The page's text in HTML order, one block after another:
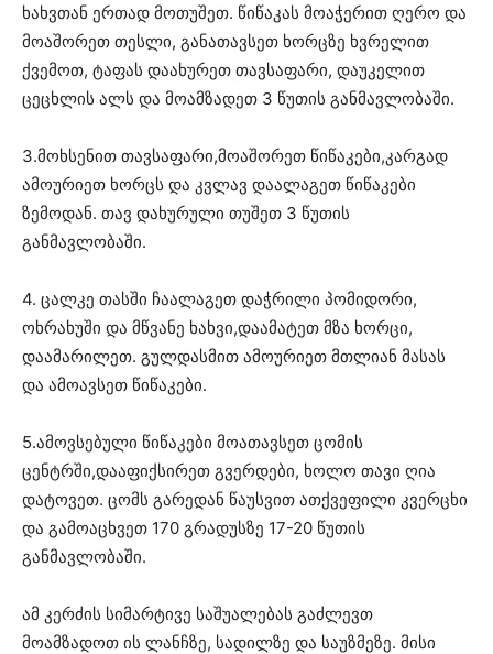
ხახვთან ერთად მოთუშეთ. წიწაკას მოაჭერით ღერო და
მოაშორეთ თესლი, განათავსეთ ხორცზე ხვრელით
ქვემოთ, ტაფას დაახურეთ თავსაფარი, დაუკელით
ცეცხლის ალს და მოამზადეთ 3 წუთის განმავლობაში.
3.მოხსენით თავსაფარი,მოაშორეთ წიწაკები,კარგად
ამოურიეთ ხორცს და კვლავ დაალაგეთ წიწაკები
ზემოდან. თავ დახურული თუშეთ 3 წუთის
განმავლობაში.
4. ცალკე თასში ჩაალაგეთ დაჭრილი პომიდორი,
ოხრახუში და მწვანე ხახვი,დაამატეთ მზა ხორცი,
დაამარილეთ. გულდასმით ამოურიეთ მთლიან მასას
და ამოავსეთ წიწაკები.
5.ამოვსებული წიწაკები მოათავსეთ ცომის
ცენტრში,დააფიქსირეთ გვერდები, ხოლო თავი ღია
დატოვეთ. ცომს გარედან წაუსვით ათქვეფილი კვერცხი
და გამოაცხვეთ 170 გრადუსზე 17-20 წუთის
განმავლობაში.
ამ კერძის სიმარტივე საშუალებას გაძლევთ
მოამზადოთ ის ლანჩზე, სადილზე და საუზმეზე. მისი